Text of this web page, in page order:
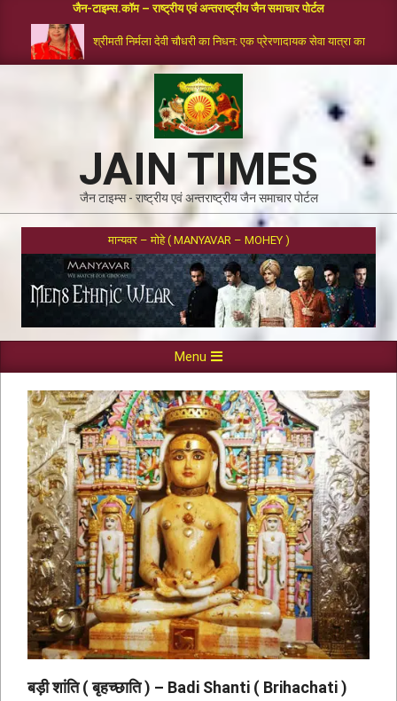
जैन-टाइम्स.कॉम – राष्ट्रीय एवं अन्तराष्ट्रीय जैन समाचार पोर्टल
श्रीमती निर्मला देवी चौधरी का निधन: एक प्रेरणादायक सेवा यात्रा का समापन
JAIN TIMES
जैन टाइम्स - राष्ट्रीय एवं अन्तराष्ट्रीय जैन समाचार पोर्टल
मान्यवर – मोहे ( MANYAVAR – MOHEY )
Menu
बड़ी शांति ( बृहच्छाति ) – Badi Shanti ( Brihachati )